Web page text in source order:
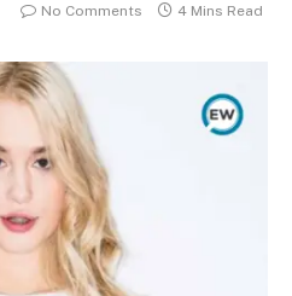
No Comments 4 Mins Read